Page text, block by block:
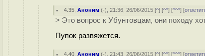
4.35 ,Аноним (-), 21:36, 26/06/2015 [^] [^^] [^^^] [
> Это вопрос к Убунтовцам, они походу
Пупок развяжется.
4.40 ,Аноним (-), 21:43, 26/06/2015 [^] [^^] [^^^] [